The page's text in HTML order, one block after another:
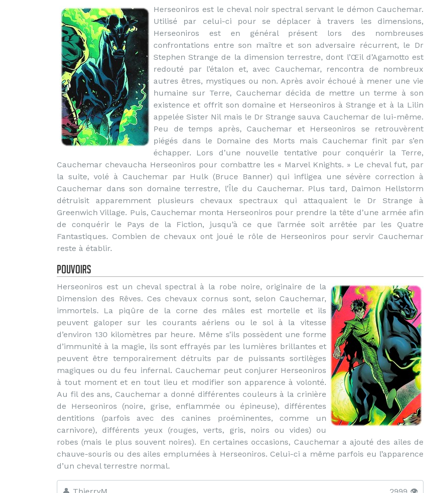
Herseoniros est le cheval noir spectral servant le démon Cauchemar.
Utilisé par celui-ci pour se déplacer à travers les dimensions,
Herseoniros est en général présent lors des nombreuses
confrontations entre son maître et son adversaire récurrent, le Dr
Stephen Strange de la dimension terrestre, dont l’Œil d’Agamotto est
redouté par l’étalon et, avec Cauchemar, rencontra de nombreux
autres êtres, mystiques ou non. Après avoir échoué à mener une vie
humaine sur Terre, Cauchemar décida de mettre un terme à son
existence et offrit son domaine et Herseoniros à Strange et à la Lilin
appelée Sister Nil mais le Dr Strange sauva Cauchemar de lui-même.
Peu de temps après, Cauchemar et Herseoniros se retrouvèrent
piégés dans le Domaine des Morts mais Cauchemar finit par s’en
échapper. Lors d’une nouvelle tentative pour conquérir la Terre,
Cauchemar chevaucha Herseoniros pour combattre les « Marvel Knights. » Le cheval fut, par
la suite, volé à Cauchemar par Hulk (Bruce Banner) qui infligea une sévère correction à
Cauchemar dans son domaine terrestre, l’Île du Cauchemar. Plus tard, Daimon Hellstorm
détruisit apparemment plusieurs chevaux spectraux qui attaquaient le Dr Strange à
Greenwich Village. Puis, Cauchemar monta Herseoniros pour prendre la tête d’une armée afin
de conquérir le Pays de la Fiction, jusqu’à ce que l’armée soit arrêtée par les Quatre
Fantastiques. Combien de chevaux ont joué le rôle de Herseoniros pour servir Cauchemar
reste à établir.
Pouvoirs
Herseoniros est un cheval spectral à la robe noire, originaire de la
Dimension des Rêves. Ces chevaux cornus sont, selon Cauchemar,
immortels. La piqûre de la corne des mâles est mortelle et ils
peuvent galoper sur les courants aériens ou le sol à la vitesse
d’environ 130 kilomètres par heure. Même s’ils possèdent une forme
d’immunité à la magie, ils sont effrayés par les lumières brillantes et
peuvent être temporairement détruits par de puissants sortilèges
magiques ou du feu infernal. Cauchemar peut conjurer Herseoniros
à tout moment et en tout lieu et modifier son apparence à volonté.
Au fil des ans, Cauchemar a donné différentes couleurs à la crinière
de Herseoniros (noire, grise, enflammée ou épineuse), différentes
dentitions (parfois avec des canines proéminentes, comme un
carnivore), différents yeux (rouges, verts, gris, noirs ou vides) ou
robes (mais le plus souvent noires). En certaines occasions, Cauchemar a ajouté des ailes de
chauve-souris ou des ailes emplumées à Herseoniros. Celui-ci a même parfois eu l’apparence
d’un cheval terrestre normal.